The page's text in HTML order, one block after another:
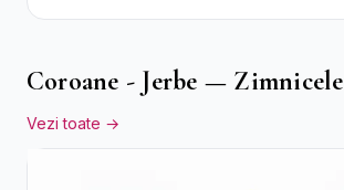
Praline Ferrero
Coroane - Jerbe — Zimnicele
Vezi toate →